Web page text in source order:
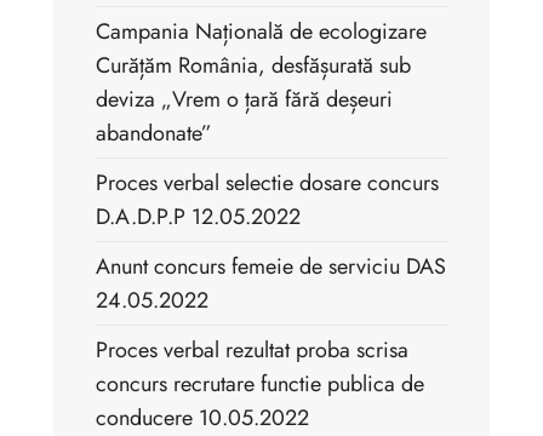
Campania Națională de ecologizare
Curățăm România, desfășurată sub
deviza „Vrem o țară fără deșeuri
abandonate”
Proces verbal selectie dosare concurs
D.A.D.P.P 12.05.2022
Anunt concurs femeie de serviciu DAS
24.05.2022
Proces verbal rezultat proba scrisa
concurs recrutare functie publica de
conducere 10.05.2022